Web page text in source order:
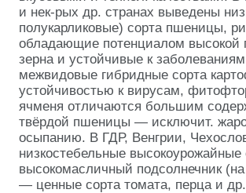
и нек-рых др. странах выведены
полукарликовые) сорта пшеницы,
обладающие потенциалом высокой
зерна и устойчивые к
межвидовые гибридные сорта
устойчивостью к вирусам,
ячменя отличаются большим
твёрдой пшеницы — исключит.
осыпанию. В ГДР, Венгрии,
низкостебельные
высокомасличный подсолнечник
— ценные сорта томата, перца и